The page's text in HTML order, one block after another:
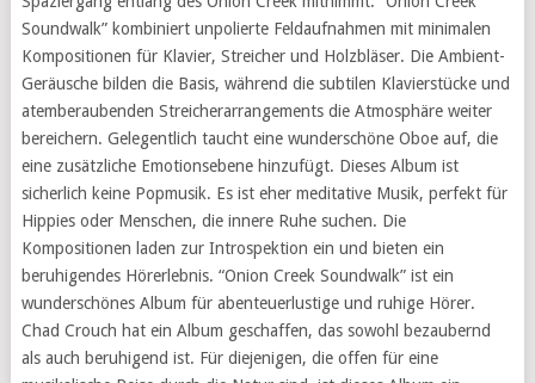
Soundwalk” kombiniert unpolierte Feldaufnahmen mit minimalen
Kompositionen für Klavier, Streicher und Holzbläser. Die Ambient-
Geräusche bilden die Basis, während die subtilen Klavierstücke und
atemberaubenden Streicherarrangements die Atmosphäre weiter
bereichern. Gelegentlich taucht eine wunderschöne Oboe auf, die
eine zusätzliche Emotionsebene hinzufügt. Dieses Album ist
sicherlich keine Popmusik. Es ist eher meditative Musik, perfekt für
Hippies oder Menschen, die innere Ruhe suchen. Die
Kompositionen laden zur Introspektion ein und bieten ein
beruhigendes Hörerlebnis. “Onion Creek Soundwalk” ist ein
wunderschönes Album für abenteuerlustige und ruhige Hörer.
Chad Crouch hat ein Album geschaffen, das sowohl bezaubernd
als auch beruhigend ist. Für diejenigen, die offen für eine